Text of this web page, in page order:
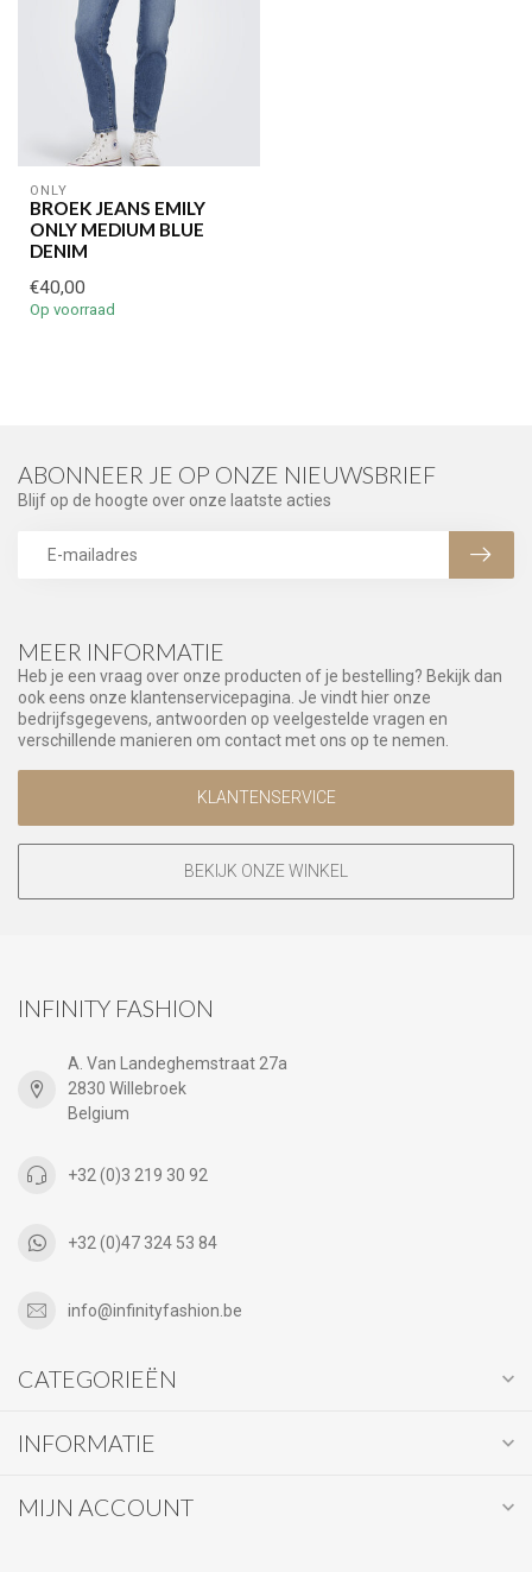
ONLY
BROEK JEANS EMILY
ONLY MEDIUM BLUE
DENIM
€40,00
Op voorraad
MEER INFORMATIE
Heb je een vraag over onze producten of je bestelling? Bekijk dan
ook eens onze klantenservicepagina. Je vindt hier onze
bedrijfsgegevens, antwoorden op veelgestelde vragen en
verschillende manieren om contact met ons op te nemen.
KLANTENSERVICE
BEKIJK ONZE WINKEL
ABONNEER JE OP ONZE NIEUWSBRIEF
Blijf op de hoogte over onze laatste acties
INFINITY FASHION
A. Van Landeghemstraat 27a
2830 Willebroek
Belgium
+32 (0)3 219 30 92
+32 (0)47 324 53 84
info@infinityfashion.be
CATEGORIEËN
INFORMATIE
MIJN ACCOUNT